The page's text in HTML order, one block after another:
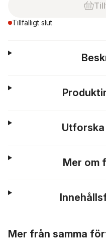
Tillfälligt slut
Mer om
Mer från samma